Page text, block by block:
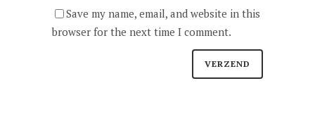
Save my name, email, and website in this
browser for the next time I comment.